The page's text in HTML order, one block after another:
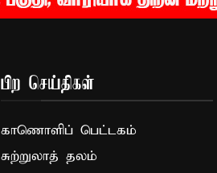
பிற செய்திகள்
காணொளிப் பெட்டகம்
சுற்றுலாத் தலம்